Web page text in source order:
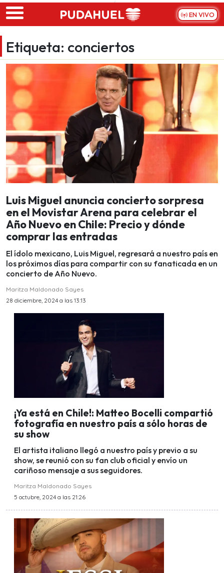
Skip to main content
EN VIVO
Etiqueta: conciertos
Luis Miguel anuncia concierto sorpresa
en el Movistar Arena para celebrar el
Año Nuevo en Chile: Precio y dónde
comprar las entradas
El ídolo mexicano, Luis Miguel, regresará a nuestro país en
los próximos días para compartir con su fanaticada en un
concierto de Año Nuevo.
Maritza Maldonado Sayes
28 diciembre, 2024 a las 13:13
¡Ya está en Chile!: Matteo Bocelli compartió
fotografía en nuestro país a sólo horas de
su show
El artista italiano llegó a nuestro país y previo a su
show, se reunió con su fan club oficial y envío un
cariñoso mensaje a sus seguidores.
Maritza Maldonado Sayes
5 octubre, 2024 a las 21:26